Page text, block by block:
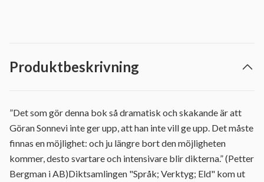
Produktbeskrivning
”Det som gör denna bok så dramatisk och skakande är att
Göran Sonnevi inte ger upp, att han inte vill ge upp. Det måste
finnas en möjlighet: och ju längre bort den möjligheten
kommer, desto svartare och intensivare blir dikterna.” (Petter
Bergman i AB)Diktsamlingen "Språk; Verktyg; Eld" kom ut